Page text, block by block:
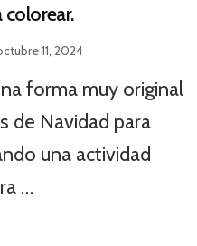
11, 2024
forma muy original
de Navidad para
una actividad
…